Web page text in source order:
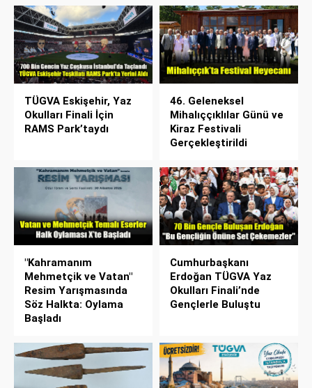
TÜGVA Eskişehir, Yaz
Okulları Finali İçin
RAMS Park’taydı
46. Geleneksel
Mihalıççıklılar Günü ve
Kiraz Festivali
Gerçekleştirildi
"Kahramanım
Mehmetçik ve Vatan"
Resim Yarışmasında
Söz Halkta: Oylama
Başladı
Cumhurbaşkanı
Erdoğan TÜGVA Yaz
Okulları Finali’nde
Gençlerle Buluştu